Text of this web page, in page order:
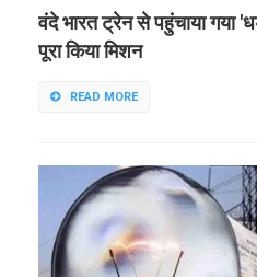
वंदे भारत ट्रेन से पहुंचाया गया
पूरा किया मिशन
READ MORE